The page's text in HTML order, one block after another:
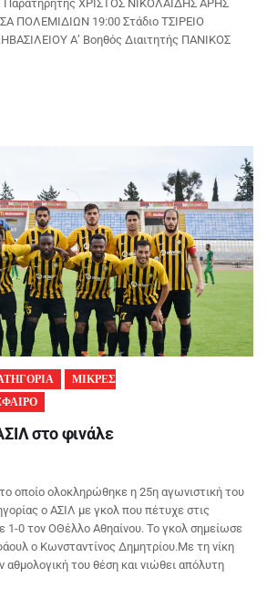
ΧΡΙΣΤΟΣ ΝΙΚΟΛΑΙΔΗΣ ΑΡΗΣ
ΠΟΛΕΜΙΔΙΩΝ 19:00 Στάδιο ΤΣΙΡΕΙΟ
Α’ Βοηθός Διαιτητής ΠΑΝΙΚΟΣ
ΜΙΚΡΕΣ
στο φινάλε
το οποίο ολοκληρώθηκε η 25η αγωνιστική του
ο ΑΣΙΛ με γκολ που πέτυχε στις
1-0 τον ΟΘέλλο Αθηαίνου. Το γκολ σημείωσε
ο Κωνσταντίνος Δημητρίου.Με τη νίκη
του θέση και νιώθει απόλυτη